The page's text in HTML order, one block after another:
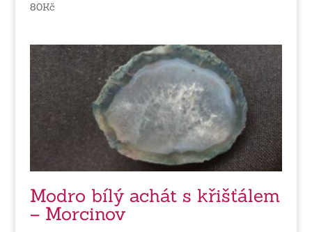
80Kč
Modro bílý achát s křišťálem
– Morcinov